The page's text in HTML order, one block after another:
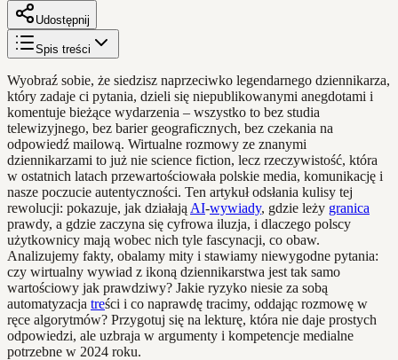
Udostępnij
Spis treści
Wyobraź sobie, że siedzisz naprzeciwko legendarnego dziennikarza,
który zadaje ci pytania, dzieli się niepublikowanymi anegdotami i
komentuje bieżące wydarzenia – wszystko to bez studia
telewizyjnego, bez barier geograficznych, bez czekania na
odpowiedź mailową. Wirtualne rozmowy ze znanymi
dziennikarzami to już nie science fiction, lecz rzeczywistość, która
w ostatnich latach przewartościowała polskie media, komunikację i
nasze poczucie autentyczności. Ten artykuł odsłania kulisy tej
rewolucji: pokazuje, jak działają AI-wywiady, gdzie leży granica
prawdy, a gdzie zaczyna się cyfrowa iluzja, i dlaczego polscy
użytkownicy mają wobec nich tyle fascynacji, co obaw.
Analizujemy fakty, obalamy mity i stawiamy niewygodne pytania:
czy wirtualny wywiad z ikoną dziennikarstwa jest tak samo
wartościowy jak prawdziwy? Jakie ryzyko niesie za sobą
automatyzacja treści i co naprawdę tracimy, oddając rozmowę w
ręce algorytmów? Przygotuj się na lekturę, która nie daje prostych
odpowiedzi, ale uzbraja w argumenty i kompetencje medialne
potrzebne w 2024 roku.